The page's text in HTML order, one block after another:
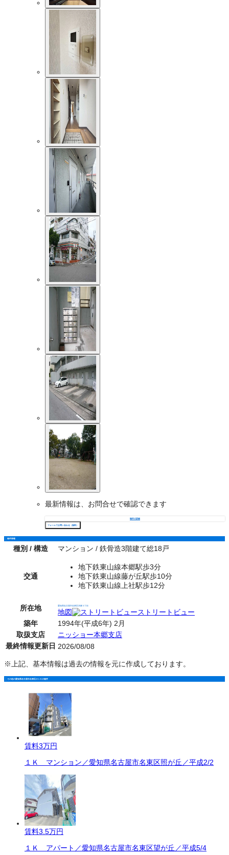
最新情報は、お問合せで確認できます
物件の詳細
フォームでお問い合わせ（無料）
物件情報
種別 / 構造 マンション / 鉄骨造3階建て総18戸
交通
地下鉄東山線本郷駅歩3分
地下鉄東山線藤が丘駅歩10分
地下鉄東山線上社駅歩12分
所在地 愛知県名古屋市名東区本郷３丁目
地図
ストリートビュー
築年
1994年(平成6年) 2月
取扱支店
ニッショー本郷支店
最終情報更新日 2026/08/08
※上記、基本情報は過去の情報を元に作成しております。
その他の愛知県名古屋市名東区の１Ｋの物件
賃料3万円
１Ｋ マンション／愛知県名古屋市名東区照が丘／平成2/2
賃料3.5万円
１Ｋ アパート／愛知県名古屋市名東区望が丘／平成5/4